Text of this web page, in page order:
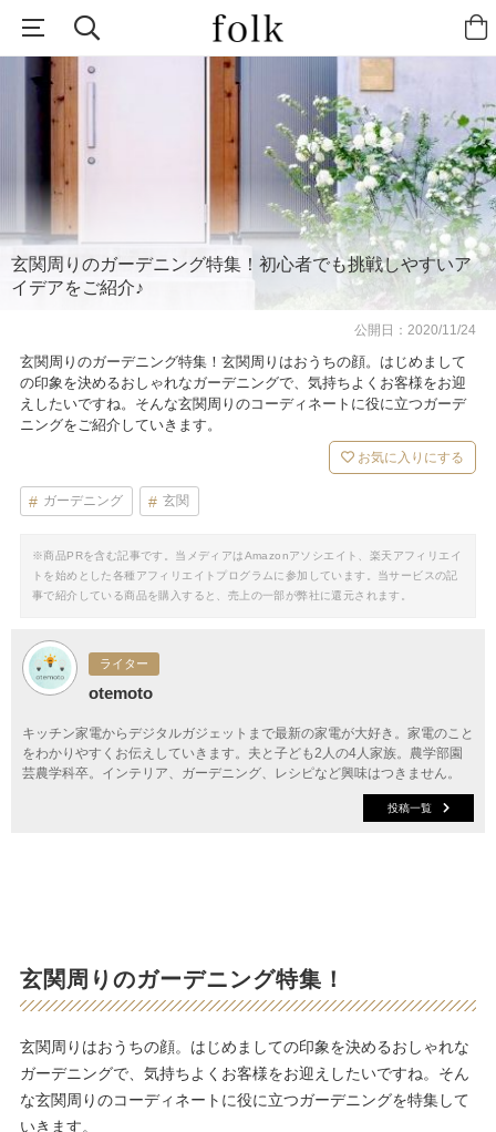
玄関周りのガーデニング特集！初心者でも挑戦しやすいア
イデアをご紹介♪
公開日：2020/11/24
玄関周りのガーデニング特集！玄関周りはおうちの顔。はじめまして
の印象を決めるおしゃれなガーデニングで、気持ちよくお客様をお迎
えしたいですね。そんな玄関周りのコーディネートに役に立つガーデ
ニングをご紹介していきます。
お気に入りにする
ガーデニング 玄関
※商品PRを含む記事です。当メディアはAmazonアソシエイト、楽天アフィリエイ
トを始めとした各種アフィリエイトプログラムに参加しています。当サービスの記
事で紹介している商品を購入すると、売上の一部が弊社に還元されます。
ライター
otemoto
キッチン家電からデジタルガジェットまで最新の家電が大好き。家電のこと
をわかりやすくお伝えしていきます。夫と子ども2人の4人家族。農学部園
芸農学科卒。インテリア、ガーデニング、レシピなど興味はつきません。
投稿一覧
玄関周りのガーデニング特集！
玄関周りはおうちの顔。はじめましての印象を決めるおしゃれな
ガーデニングで、気持ちよくお客様をお迎えしたいですね。そん
な玄関周りのコーディネートに役に立つガーデニングを特集して
いきます。